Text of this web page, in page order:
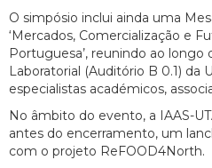
O simpósio inclui ainda uma
‘Mercados, Comercialização e
Portuguesa’, reunindo ao
Laboratorial (Auditório B 0.1) da
especialistas académicos,
No âmbito do evento, a IAAS-
antes do encerramento, um
com o projeto ReFOOD4North.